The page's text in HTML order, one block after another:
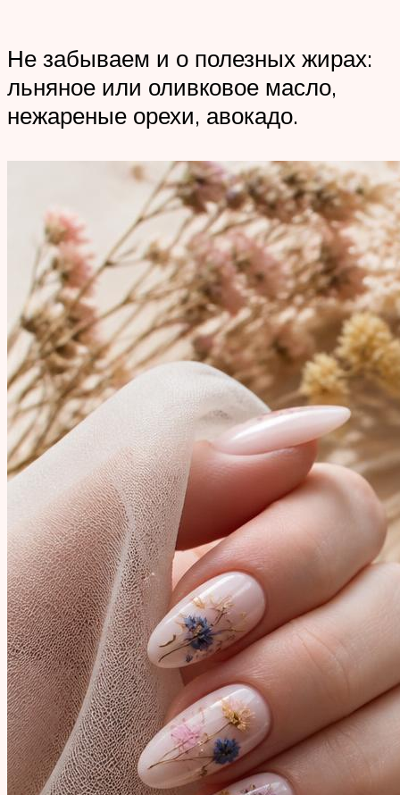
Не забываем и о полезных жирах:
льняное или оливковое масло,
нежареные орехи, авокадо.